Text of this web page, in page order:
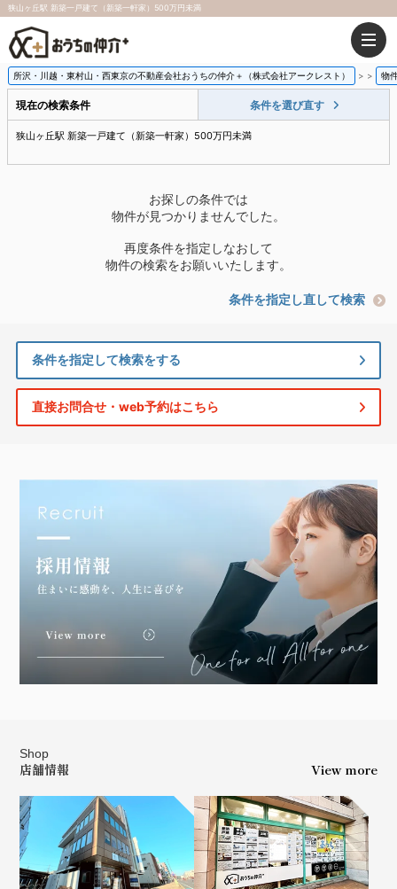
狭山ヶ丘駅 新築一戸建て（新築一軒家）500万円未満
所沢・川越・東村山・西東京の不動産会社おうちの仲介＋（株式会社アークレスト） > 物
現在の検索条件 条件を選び直す
狭山ヶ丘駅 新築一戸建て（新築一軒家）500万円未満
お探しの条件では
物件が見つかりませんでした。
再度条件を指定しなおして
物件の検索をお願いいたします。
条件を指定し直して検索
条件を指定して検索をする
直接お問合せ・web予約はこちら
Shop
店舗情報 View more